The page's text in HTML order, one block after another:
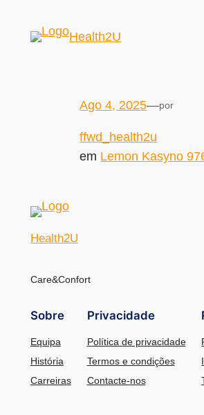
Health2U
Ago 4, 2025—por
ffwd_health2u
em Lemon Kasyno
Health2U
Care&Confort
Sobre
Equipa
História
Carreiras
Privacidade
Política de privacidade
Termos e condições
Contacte-nos